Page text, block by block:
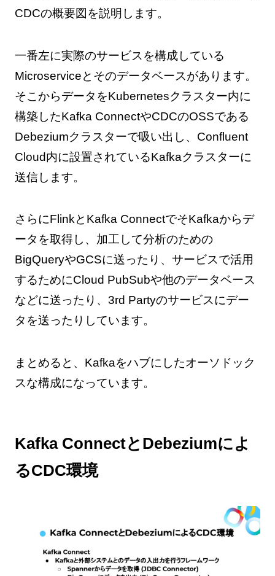
CDCの概要図を説明します。
一番左に実際のサービスを構成している
Microserviceとそのデータベースがあります。
そこからデータをKubernetesクラスター内に
構築したKafka ConnectやCDCのOSSである
Debeziumクラスターで吸い出し、Confluent
Cloud内に設置されているKafkaクラスターに
送信します。
さらにFlinkとKafka ConnectでそKafkaからデ
ータを取得し、加工して分析のための
BigQueryやGCSに送ったり、サービスで活用
するためにCloud PubSubや他のデータベース
などに送ったり、3rd Partyのサービスにデー
タを送ったりしています。
まとめると、Kafkaをハブにしたオーソドック
スな構成になっています。
Kafka ConnectとDebeziumによ
るCDC環境